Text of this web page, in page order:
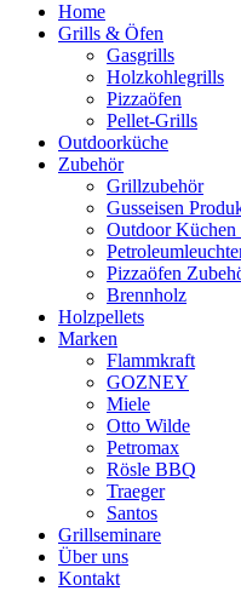
Home
Grills & Öfen
Gasgrills
Holzkohlegrills
Pizzaöfen
Pellet-Grills
Outdoorküche
Zubehör
Grillzubehör
Gusseisen
Outdoor Küchen
Pizzaöfen
Brennholz
Holzpellets
Marken
Flammkraft
GOZNEY
Miele
Otto Wilde
Petromax
Rösle BBQ
Traeger
Santos
Grillseminare
Über uns
Kontakt